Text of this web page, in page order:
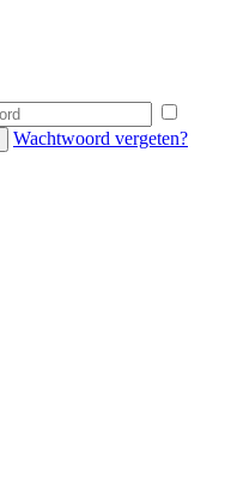
Wachtwoord vergeten?